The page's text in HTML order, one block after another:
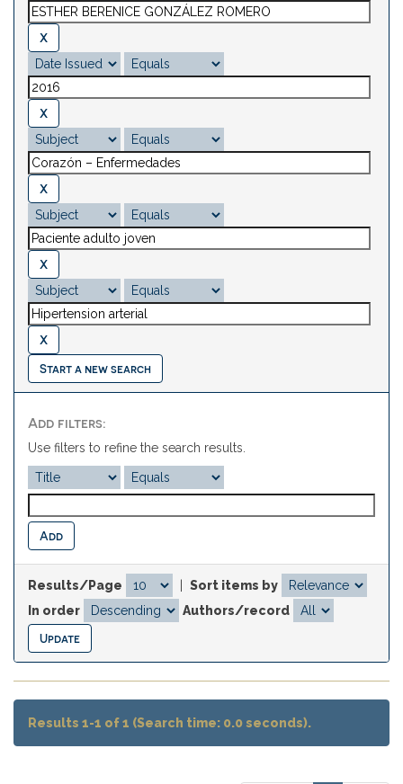
Start a new search
Add filters:
Use filters to refine the search results.
Results/Page
Sort items by
In order
Authors/record
Results 1-1 of 1 (Search time: 0.0 seconds).